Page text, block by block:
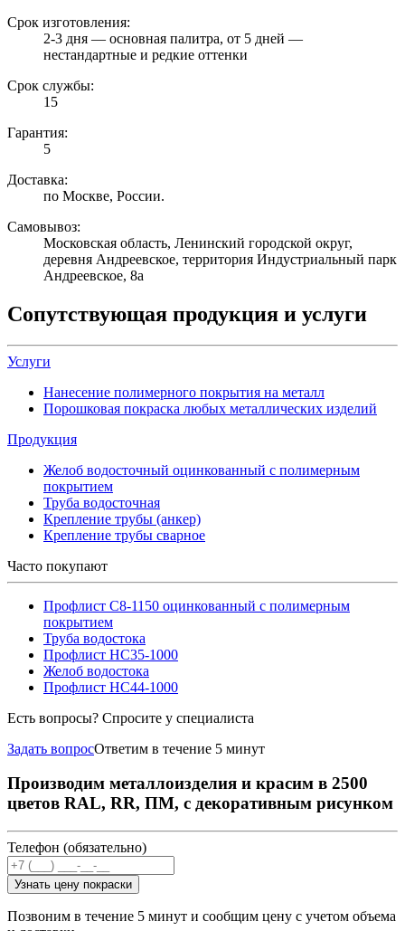
Срок изготовления:
2-3 дня — основная палитра, от 5 дней —
нестандартные и редкие оттенки
Срок службы:
15
Гарантия:
5
Доставка:
по Москве, России.
Самовывоз:
Московская область, Ленинский городской округ,
деревня Андреевское, территория Индустриальный парк
Андреевское, 8а
Сопутствующая продукция и услуги
Услуги
Нанесение полимерного покрытия на металл
Порошковая покраска любых металлических изделий
Продукция
Желоб водосточный оцинкованный с полимерным
покрытием
Труба водосточная
Крепление трубы (анкер)
Крепление трубы сварное
Часто покупают
Профлист С8-1150 оцинкованный с полимерным
покрытием
Труба водостока
Профлист НС35-1000
Желоб водостока
Профлист НС44-1000
Есть вопросы? Спросите у специалиста
Задать вопросОтветим в течение 5 минут
Производим металлоизделия и красим в 2500
цветов RAL, RR, ПМ, с декоративным рисунком
Телефон (обязательно)
Узнать цену покраски
Позвоним в течение 5 минут и сообщим цену с учетом объема